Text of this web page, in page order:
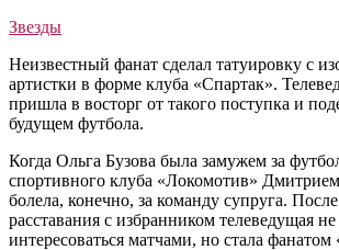
Звезды
Неизвестный фанат сделал татуировку с
артистки в форме клуба «Спартак».
пришла в восторг от такого поступка и
будущем футбола.
Когда Ольга Бузова была замужем за
спортивного клуба «Локомотив»
болела, конечно, за команду супруга.
расставания с избранником телеведущая не
интересоваться матчами, но стала фанатом